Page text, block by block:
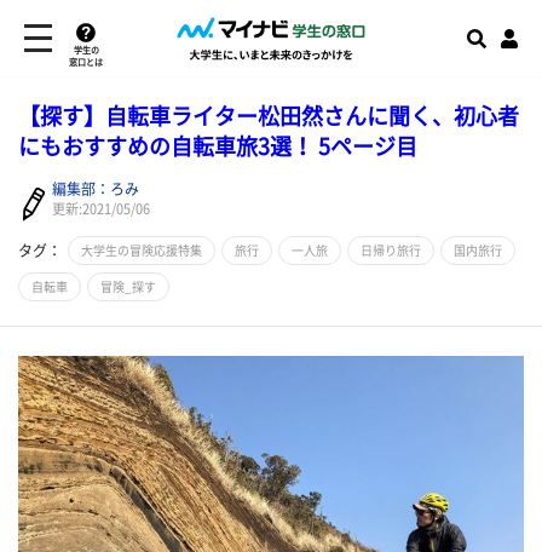
学生の
窓口とは
【探す】自転車ライター松田然さんに聞く、初心者
にもおすすめの自転車旅3選！ 5ページ目
編集部：ろみ
更新:2021/05/06
タグ： 大学生の冒険応援特集 旅行 一人旅 日帰り旅行 国内旅行
自転車 冒険_探す